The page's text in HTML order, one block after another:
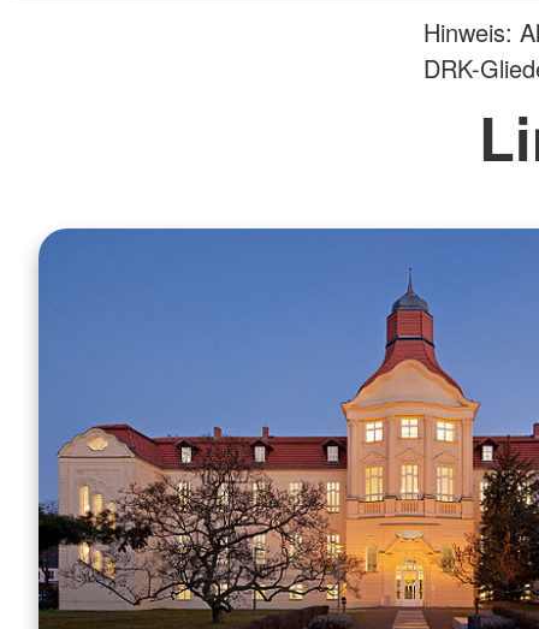
Hinweis:
DRK-